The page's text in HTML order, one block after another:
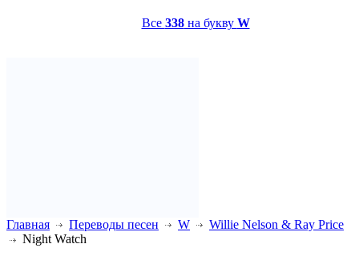
Все 338на букву W
Главная Переводы песен W
Willie Nelson & Ray Price
Night Watch